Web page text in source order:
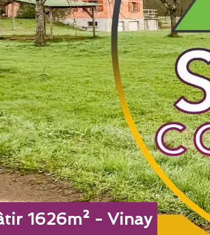
1626m² - Vinay